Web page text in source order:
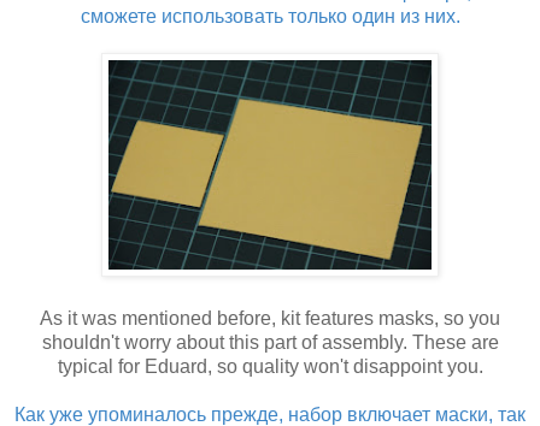
сможете использовать только один из них.
As it was mentioned before, kit features masks, so you
shouldn't worry about this part of assembly. These are
typical for Eduard, so quality won't disappoint you.
Как уже упоминалось прежде, набор включает маски, так